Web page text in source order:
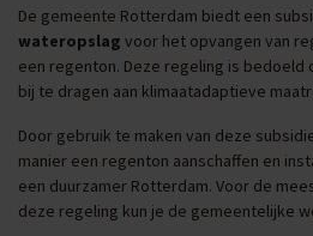
De gemeente Rotterdam biedt een
wateropslag voor het opvangen van
een regenton. Deze regeling is bedoeld
bij te dragen aan klimaatadaptieve
Door gebruik te maken van deze
manier een regenton aanschaffen en
een duurzamer Rotterdam. Voor de
deze regeling kun je de gemeentelijke